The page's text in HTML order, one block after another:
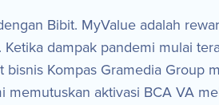
Bibit. MyValue adalah
dampak pandemi mulai
Kompas Gramedia Group
aktivasi BCA VA